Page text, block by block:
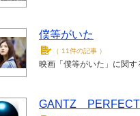
僕等がいた
（ 11件の記事 ）
映画「僕等がいた」に関す
GANTZ PERFECT